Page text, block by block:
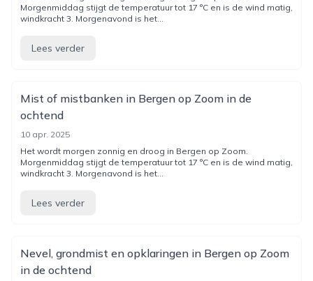
Morgenmiddag stijgt de temperatuur tot 17 °C en is de wind matig,
windkracht 3. Morgenavond is het...
Lees verder
Mist of mistbanken in Bergen op Zoom in de
ochtend
10 apr. 2025
Het wordt morgen zonnig en droog in Bergen op Zoom.
Morgenmiddag stijgt de temperatuur tot 17 °C en is de wind matig,
windkracht 3. Morgenavond is het...
Lees verder
Nevel, grondmist en opklaringen in Bergen op Zoom
in de ochtend